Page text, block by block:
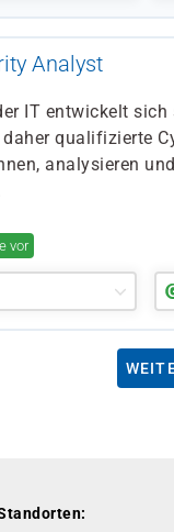
Analyst
IT entwickelt
qualifizierte
analysieren
vor